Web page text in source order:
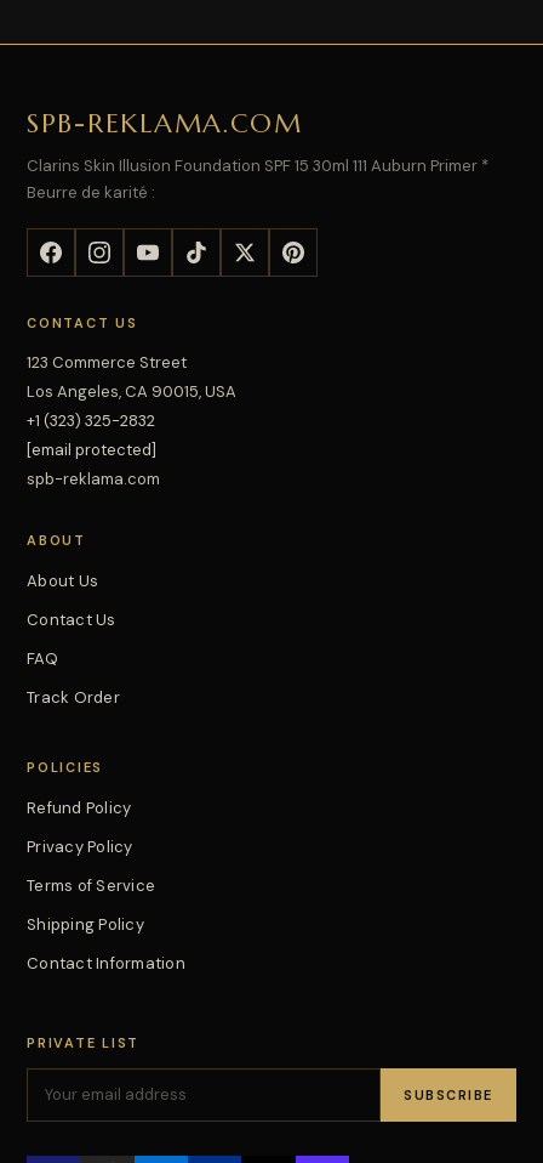
SPB-REKLAMA.COM
Clarins Skin Illusion Foundation SPF 15 30ml 111 Auburn Primer *
Beurre de karité :
CONTACT US
123 Commerce Street
Los Angeles, CA 90015, USA
+1 (323) 325-2832
[email protected]
spb-reklama.com
ABOUT
About Us
Contact Us
FAQ
Track Order
POLICIES
Refund Policy
Privacy Policy
Terms of Service
Shipping Policy
Contact Information
PRIVATE LIST
SUBSCRIBE